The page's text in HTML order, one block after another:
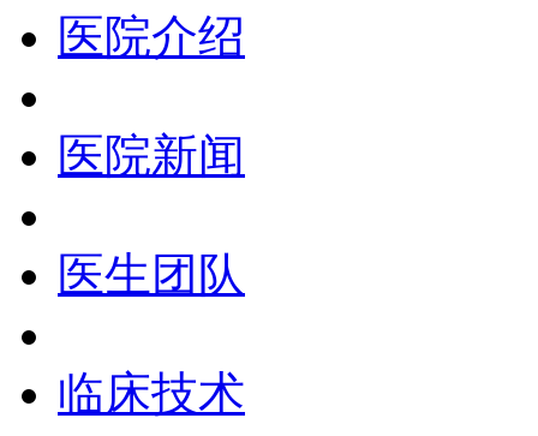
医院介绍
医院新闻
医生团队
临床技术